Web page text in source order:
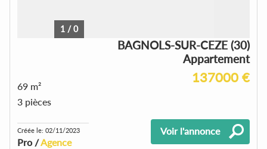
1 /0
BAGNOLS-SUR-CEZE (30)
Appartement
137000 €
69 m²
3 pièces
Créée le: 02/11/2023
Pro /Agence
Voir l'annonce